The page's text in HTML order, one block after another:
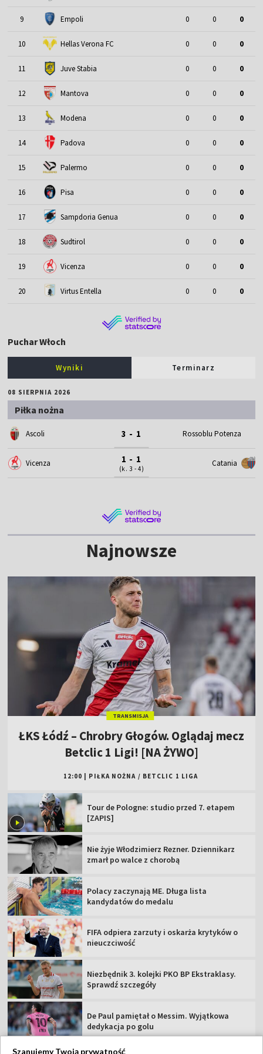
9 Empoli 0 0 0
10 Hellas Verona FC 0 0 0
11 Juve Stabia 0 0 0
12 Mantova 0 0 0
13 Modena 0 0 0
14 Padova 0 0 0
15 Palermo 0 0 0
16 Pisa 0 0 0
17 Sampdoria Genua 0 0 0
18 Sudtirol 0 0 0
19 Vicenza 0 0 0
20 Virtus Entella 0 0 0
Puchar Włoch
Wyniki Terminarz
08 SIERPNIA 2026
Piłka nożna
Ascoli 3 - 1 Rossoblu Potenza
Vicenza 1 - 1
(k. 3 - 4)
Catania
Najnowsze
TRANSMISJA
ŁKS Łódź – Chrobry Głogów. Oglądaj mecz
Betclic 1 Ligi! [NA ŻYWO]
12:00 PIŁKA NOŻNA / BETCLIC 1 LIGA
Tour de Pologne: studio przed 7. etapem
[ZAPIS]
Nie żyje Włodzimierz Rezner. Dziennikarz
zmarł po walce z chorobą
Polacy zaczynają ME. Długa lista
kandydatów do medalu
FIFA odpiera zarzuty i oskarża krytyków o
nieuczciwość
Niezbędnik 3. kolejki PKO BP Ekstraklasy.
Sprawdź szczegóły
De Paul pamiętał o Messim. Wyjątkowa
dedykacja po golu
Szanujemy Twoją prywatność